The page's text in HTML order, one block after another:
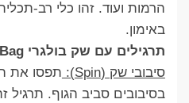
הרמות ועוד. זהו כלי רב-
באימון.
תרגילים עם שק בולגרי Bulgarian Bag
סיבובי שק (Spin):
תפסו את
בסיבובים סביב הגוף. תרגיל